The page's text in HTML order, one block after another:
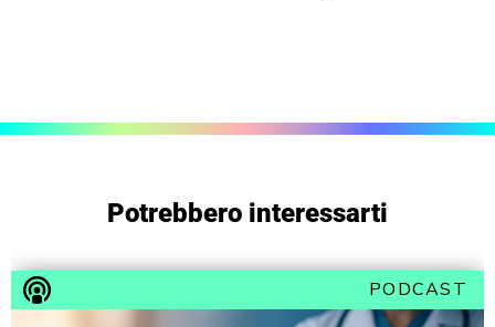
Potrebbero interessarti
PODCAST